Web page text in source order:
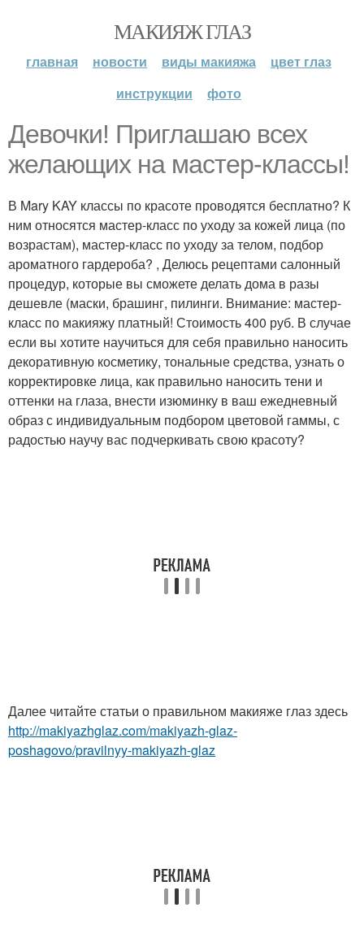
МАКИЯЖ ГЛАЗ
главная новости виды макияжа
цвет глаз
инструкции
фото
Девочки! Приглашаю всех
желающих на мастер-классы!
В Mary KAY классы по красоте проводятся бесплатно? К
ним относятся мастер-класс по уходу за кожей лица (по
возрастам), мастер-класс по уходу за телом, подбор
ароматного гардероба? , Делюсь рецептами салонный
процедур, которые вы сможете делать дома в разы
дешевле (маски, брашинг, пилинги. Внимание: мастер-
класс по макияжу платный! Стоимость 400 руб. В случае
если вы хотите научиться для себя правильно наносить
декоративную косметику, тональные средства, узнать о
корректировке лица, как правильно наносить тени и
оттенки на глаза, внести изюминку в ваш ежедневный
образ с индивидуальным подбором цветовой гаммы, с
радостью научу вас подчеркивать свою красоту?
Далее читайте статьи о правильном макияже глаз здесь
http://makiyazhglaz.com/makiyazh-glaz-
poshagovo/pravilnyy-makiyazh-glaz